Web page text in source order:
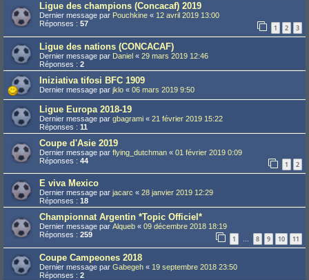
Ligue des champions (Concacaf) 2019
Dernier message par Pouchkine « 12 avril 2019 13:00
Réponses : 57 1 2 3
Ligue des nations (CONCACAF)
Dernier message par Daniel « 29 mars 2019 12:46
Réponses : 2
Iniziativa tifosi BFC 1909
Dernier message par jklo « 06 mars 2019 9:50
Ligue Europa 2018-19
Dernier message par gbagrami « 21 février 2019 15:22
Réponses : 11
Coupe d'Asie 2019
Dernier message par flying_dutchman « 01 février 2019 0:09
Réponses : 44 1 2
E viva Mexico
Dernier message par jacarc « 28 janvier 2019 12:29
Réponses : 18
Championnat Argentin *Topic Officiel*
Dernier message par Alqueb « 09 décembre 2018 18:19
Réponses : 259 1 … 8 9 10 11
Coupe Campeones 2018
Dernier message par Gabegeh « 19 septembre 2018 23:50
Réponses : 2